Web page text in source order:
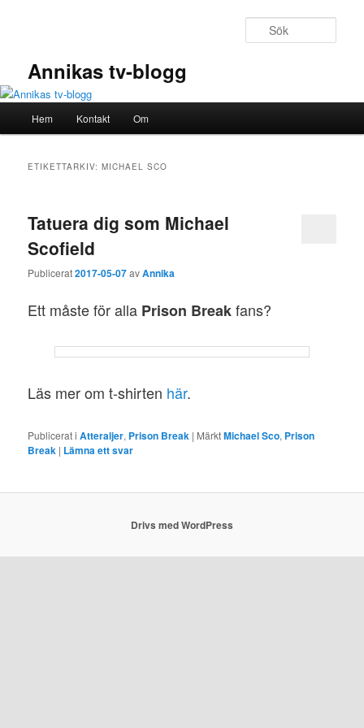
Annikas tv-blogg
Hem Kontakt Om
ETIKETTARKIV:MICHAEL SCO
Tatuera dig som Michael
Scofield
Publicerat2017-05-07avAnnika
Ett måste för alla Prison Breakfans?
Läs mer om t-shirten här.
Publicerat i Atteraljer, Prison Break | MärktMichael Sco, Prison
Break | Lämna ett svar
Drivs med WordPress